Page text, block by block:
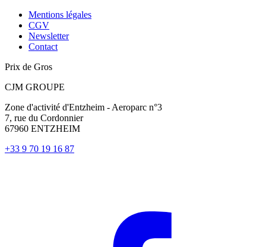
Mentions légales
CGV
Newsletter
Contact
Prix de Gros
CJM GROUPE
Zone d'activité d'Entzheim - Aeroparc n°3
7, rue du Cordonnier
67960 ENTZHEIM
+33 9 70 19 16 87